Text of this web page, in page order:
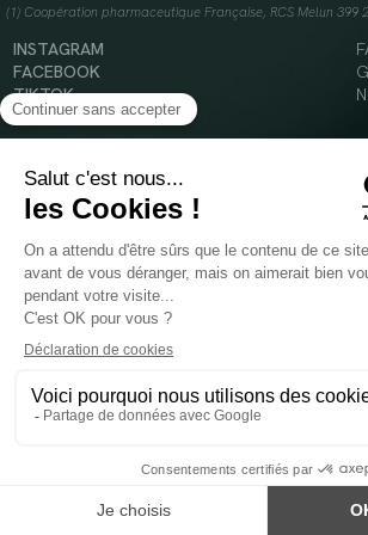
(1) Coopération pharmaceutique Française, RCS Melun 399
INSTAGRAM
FACEBOOK
TIKTOK
YOUTUBE
© 2024 Oenobiol Paris
Mentions légales
Politique en matière de cookies
POUR VOTRE SANTÉ, MANGEZ AU MOINS CINQ FRUITS
Les complément alimentaires doivent être utilisés dans le
ne pas être utilisés comme substituts d'un régimes